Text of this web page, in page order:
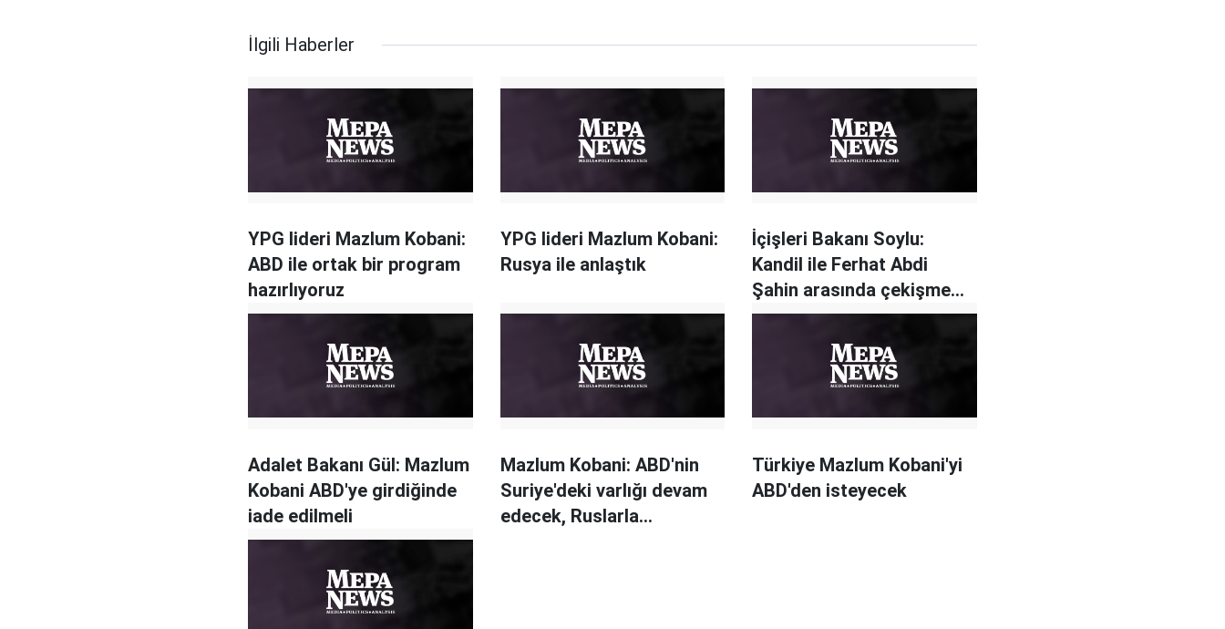
İlgili Haberler
YPG lideri Mazlum Kobani:
ABD ile ortak bir program
hazırlıyoruz
YPG lideri Mazlum Kobani:
Rusya ile anlaştık
İçişleri Bakanı Soylu:
Kandil ile Ferhat Abdi
Şahin arasında çekişme
var
Adalet Bakanı Gül: Mazlum
Kobani ABD'ye girdiğinde
iade edilmeli
Mazlum Kobani: ABD'nin
Suriye'deki varlığı devam
edecek, Ruslarla
Türkiye Mazlum Kobani'yi
ABD'den isteyecek